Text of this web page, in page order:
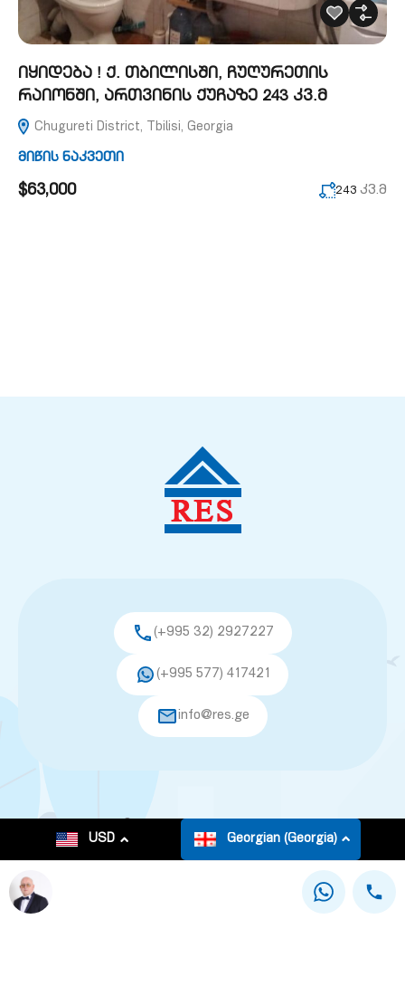
იყიდება ! ქ. თბილისში, ჩუღურეთის
რაიონში, ართვინის ქუჩაზე 243 კვ.მ
Chugureti District, Tbilisi, Georgia
მიწის ნაკვეთი
$63,000 243 კვ.მ
(+995 32) 2927227
(+995 577) 417421
info@res.ge
© 2026. All rights reserved.
USD
Georgian (Georgia)